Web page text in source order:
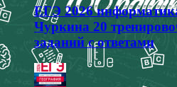
ЕГЭ 2026
Чуркина 20
заданий с ответами